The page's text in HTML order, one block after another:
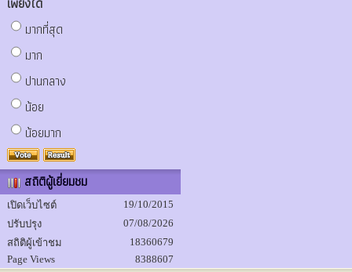
มากที่สุด
มาก
ปานกลาง
น้อย
น้อยมาก
สถิติผู้เยี่ยมชม
เปิดเว็บไซต์
19/10/2015
ปรับปรุง
07/08/2026
สถิติผู้เข้าชม
18360679
Page Views
8388607